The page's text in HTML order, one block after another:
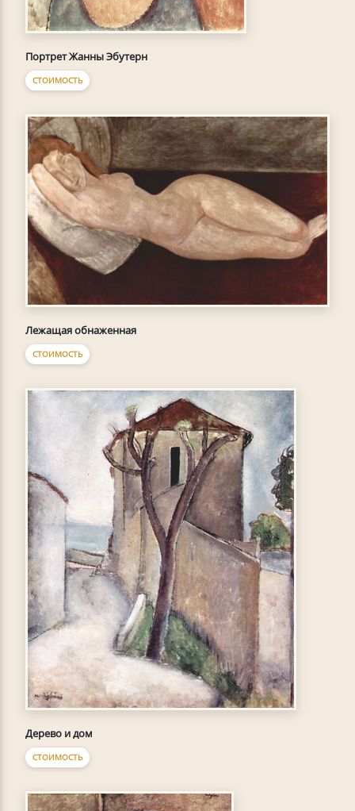
Портрет Жанны Эбутерн
СТОИМОСТЬ
Лежащая обнаженная
СТОИМОСТЬ
Дерево и дом
СТОИМОСТЬ